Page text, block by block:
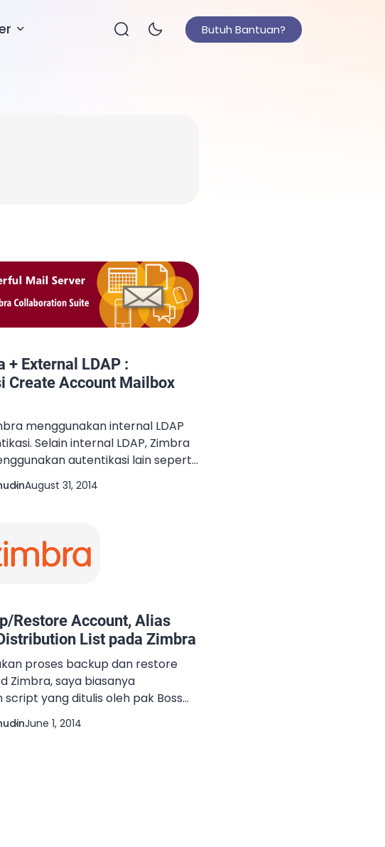
Butuh Bantuan?
+ External LDAP :
Create Account Mailbox
menggunakan internal LDAP
Selain internal LDAP, Zimbra
autentikasi lain seperti
Directory ataupun External LDAP.
external AD atau external
ataupun External LDAP. Hal
disebut dengan Single Sign On
August 31, 2014
Restore Account, Alias
List pada Zimbra
proses backup dan restore
Zimbra, saya biasanya
script yang ditulis oleh pak Boss
Sugianto pada blognya di link
97O0YY dan script
June 1, 2014